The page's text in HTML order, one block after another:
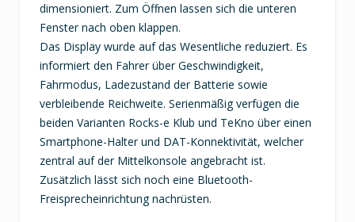
dimensioniert. Zum Öffnen lassen sich die unteren
Fenster nach oben klappen.
Das Display wurde auf das Wesentliche reduziert. Es
informiert den Fahrer über Geschwindigkeit,
Fahrmodus, Ladezustand der Batterie sowie
verbleibende Reichweite. Serienmäßig verfügen die
beiden Varianten Rocks-e Klub und TeKno über einen
Smartphone-Halter und DAT-Konnektivität, welcher
zentral auf der Mittelkonsole angebracht ist.
Zusätzlich lässt sich noch eine Bluetooth-
Freisprecheinrichtung nachrüsten.